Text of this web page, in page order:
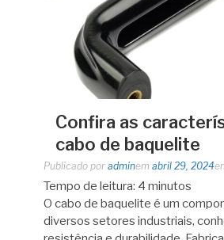
Confira as
cabo de baquelite
Publicado por adminem abril 29, 2024
Tempo de leitura: 4 minutos
O cabo de baquelite é um
diversos setores industriais,